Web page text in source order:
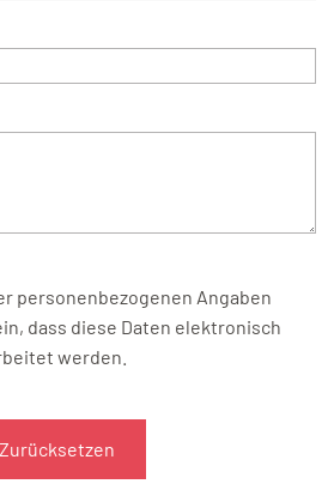
dass diese Daten elektronisch
werden.